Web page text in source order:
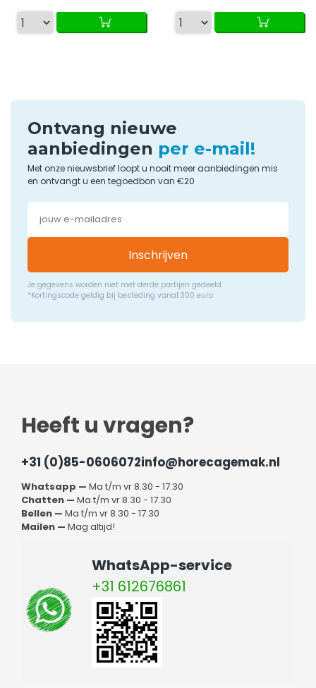
Ontvang nieuwe
aanbiedingen per e-mail!
Met onze nieuwsbrief loopt u nooit meer aanbiedingen mis
en ontvangt u een tegoedbon van €20
Inschrijven
Je gegevens worden niet met derde partijen gedeeld
*Kortingscode geldig bij besteding vanaf 300 euro
Heeft u vragen?
+31 (0)85-0606072info@horecagemak.nl
Whatsapp — Ma t/m vr 8.30 - 17.30
Chatten — Ma t/m vr 8.30 - 17.30
Bellen — Ma t/m vr 8.30 - 17.30
Mailen — Mag altijd!
WhatsApp-service
+31 612676861